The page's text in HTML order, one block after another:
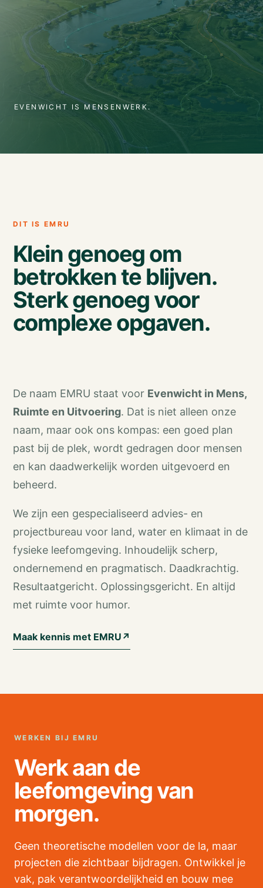
EVENWICHT IS MENSENWERK.
DIT IS EMRU
Klein genoeg om
betrokken te blijven.
Sterk genoeg voor
complexe opgaven.
De naam EMRU staat voor Evenwicht in Mens,
Ruimte en Uitvoering. Dat is niet alleen onze
naam, maar ook ons kompas: een goed plan
past bij de plek, wordt gedragen door mensen
en kan daadwerkelijk worden uitgevoerd en
beheerd.
We zijn een gespecialiseerd advies- en
projectbureau voor land, water en klimaat in de
fysieke leefomgeving. Inhoudelijk scherp,
ondernemend en pragmatisch. Daadkrachtig.
Resultaatgericht. Oplossingsgericht. En altijd
met ruimte voor humor.
Maak kennis met EMRU ↗
WERKEN BIJ EMRU
Werk aan de
leefomgeving van
morgen.
Geen theoretische modellen voor de la, maar
projecten die zichtbaar bijdragen. Ontwikkel je
vak, pak verantwoordelijkheid en bouw mee